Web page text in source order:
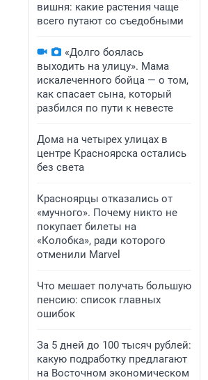
вишня: какие растения чаще
всего путают со съедобными
«Долго боялась
выходить на улицу». Мама
искалеченного бойца — о том,
как спасает сына, который
разбился по пути к невесте
Дома на четырех улицах в
центре Красноярска остались
без света
Красноярцы отказались от
«мучного». Почему никто не
покупает билеты на
«Колобка», ради которого
отменили Marvel
Что мешает получать большую
пенсию: список главных
ошибок
За 5 дней до 100 тысяч рублей:
какую подработку предлагают
на Восточном экономическом